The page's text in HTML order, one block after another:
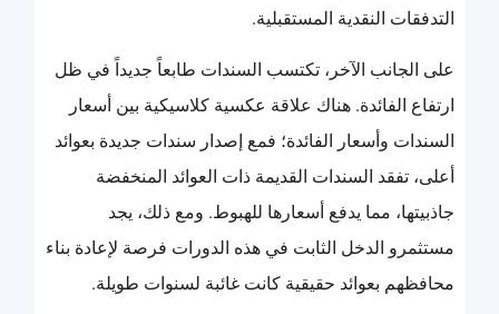
التدفقات النقدية المستقبلية.
على الجانب الآخر، تكتسب السندات طابعاً جديداً في ظل
ارتفاع الفائدة. هناك علاقة عكسية كلاسيكية بين أسعار
السندات وأسعار الفائدة؛ فمع إصدار سندات جديدة بعوائد
أعلى، تفقد السندات القديمة ذات العوائد المنخفضة
جاذبيتها، مما يدفع أسعارها للهبوط. ومع ذلك، يجد
مستثمرو الدخل الثابت في هذه الدورات فرصة لإعادة بناء
محافظهم بعوائد حقيقية كانت غائبة لسنوات طويلة.